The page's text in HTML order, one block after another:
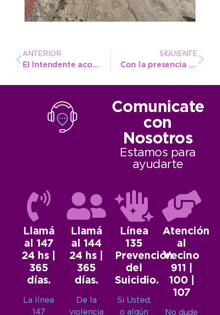
ANTERIOR
El Intendente acompañó a los alumnos de la Escuela N° 1 en una jornada por la paz
SIGUIENTE
Con la presencia de 500 estudiantes y el apoyo del municipio se realiza la Maratón de Lectura
Comunicate
con
Nosotros
Estamos para
ayudarte
Llamá
al 147
24 hs |
365
días.
La línea
147
Llamá
al 144
24 hs |
365
días.
De la
violencia
Línea
135
Prevención
del
Suicidio.
Si Usted,
o algún
Atención
al
Vecino
911 |
100 |
107
No dude